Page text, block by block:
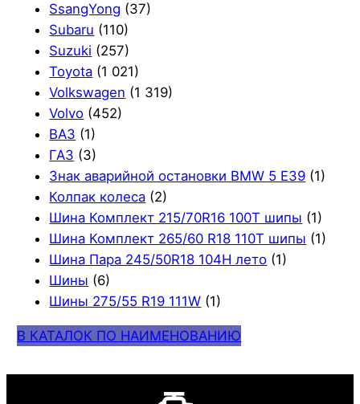
SsangYong (37)
Subaru (110)
Suzuki (257)
Toyota (1 021)
Volkswagen (1 319)
Volvo (452)
ВАЗ (1)
ГАЗ (3)
Знак аварийной остановки BMW 5 E39 (1)
Колпак колеса (2)
Шина Комплект 215/70R16 100T шипы (1)
Шина Комплект 265/60 R18 110T шипы (1)
Шина Пара 245/50R18 104H лето (1)
Шины (6)
Шины 275/55 R19 111W (1)
В КАТАЛОК ПО НАИМЕНОВАНИЮ